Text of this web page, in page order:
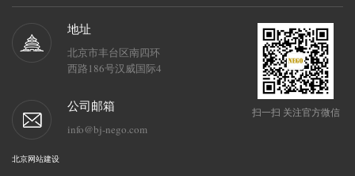
地址
北京市丰台区南四环
西路186号汉威国际4
公司邮箱
info@bj-nego.com
扫一扫 关注官方微信
北京网站建设